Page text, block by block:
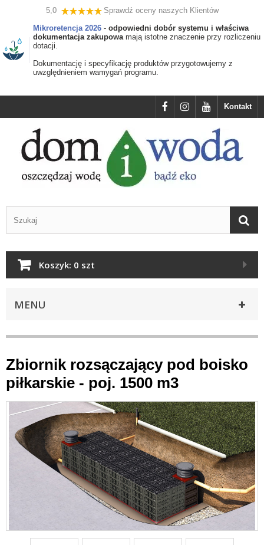
5,0
Sprawdź oceny naszych Klientów
Mikroretencja 2026 - odpowiedni dobór systemu i właściwa
dokumentacja zakupowamają istotne znaczenie przy rozliczeniu
dotacji.
Dokumentację i specyfikację produktów przygotowujemy z
uwzględnieniem wamygań programu.
Kontakt
Koszyk: 0 szt
MENU
Zbiornik rozsączający pod boisko
piłkarskie - poj. 1500 m3